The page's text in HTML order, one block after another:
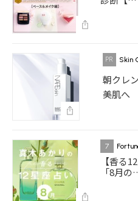
Skin
朝クレ
美肌へ
7
【香る
「8月の